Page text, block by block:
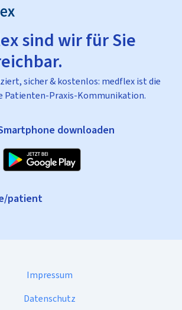
sind wir für Sie
sicher & kostenlos: medflex ist die
Patienten-Praxis-Kommunikation.
downloaden
patient
Impressum
Datenschutz